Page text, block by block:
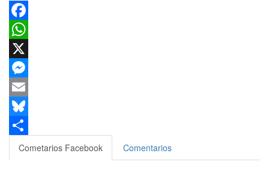
Facebook
WhatsApp
X
Messenger
Email
Bluesky
Compartir
Cometarios Facebook Comentarios